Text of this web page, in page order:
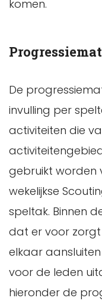
komen.
De
invulling per
activiteiten die
gebruikt worden
wekelijkse
speltak. Binnen
dat er voor
elkaar
voor de leden
hieronder de